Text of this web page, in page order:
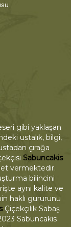
gibi yaklaşan
ustalık, bilgi,
çırağa
Sabuncakis
vermektedir.
bilincini
aynı kalite ve
haklı gururunu
Çiçekçilik Sabaş
Sabuncakis